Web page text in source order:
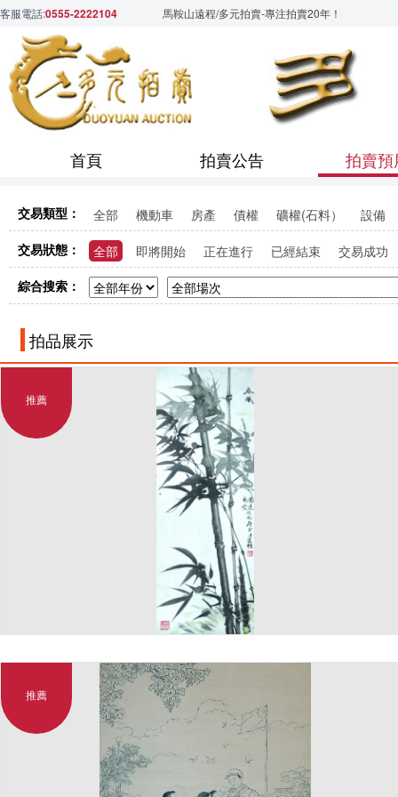
客服電話:0555-2222104 馬鞍山遠程/多元拍賣-專注拍賣20年！
首頁 拍賣公告 拍賣
交易類型： 全部 機動車 房產 債權 礦權(石料）
設備
交易狀態：
全部 即將開始 正在進行 已經結束
交易成功
綜合搜索：
拍品展示
推薦
推薦